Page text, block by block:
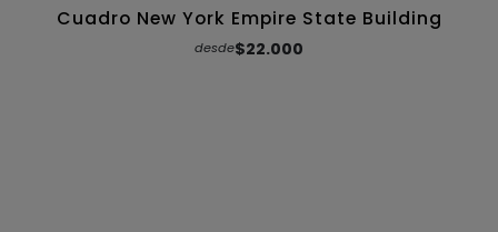
Cuadro New York Empire State Building
desde$22.000